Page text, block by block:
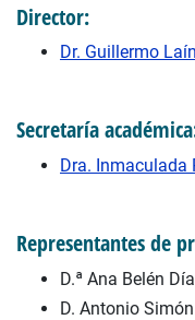
Director:
Dr. Guillermo
Secretaría
Dra. Inmaculada
Representantes de
D.ª Ana Belén
D. Antonio